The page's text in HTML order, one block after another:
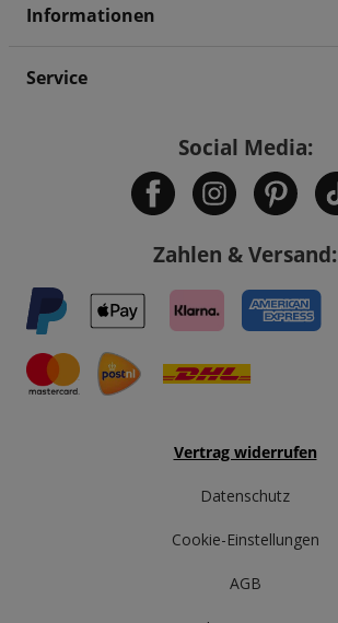
Informationen
Service
Social Media:
Zahlen & Versand:
Vertrag widerrufen
Datenschutz
Cookie-Einstellungen
AGB